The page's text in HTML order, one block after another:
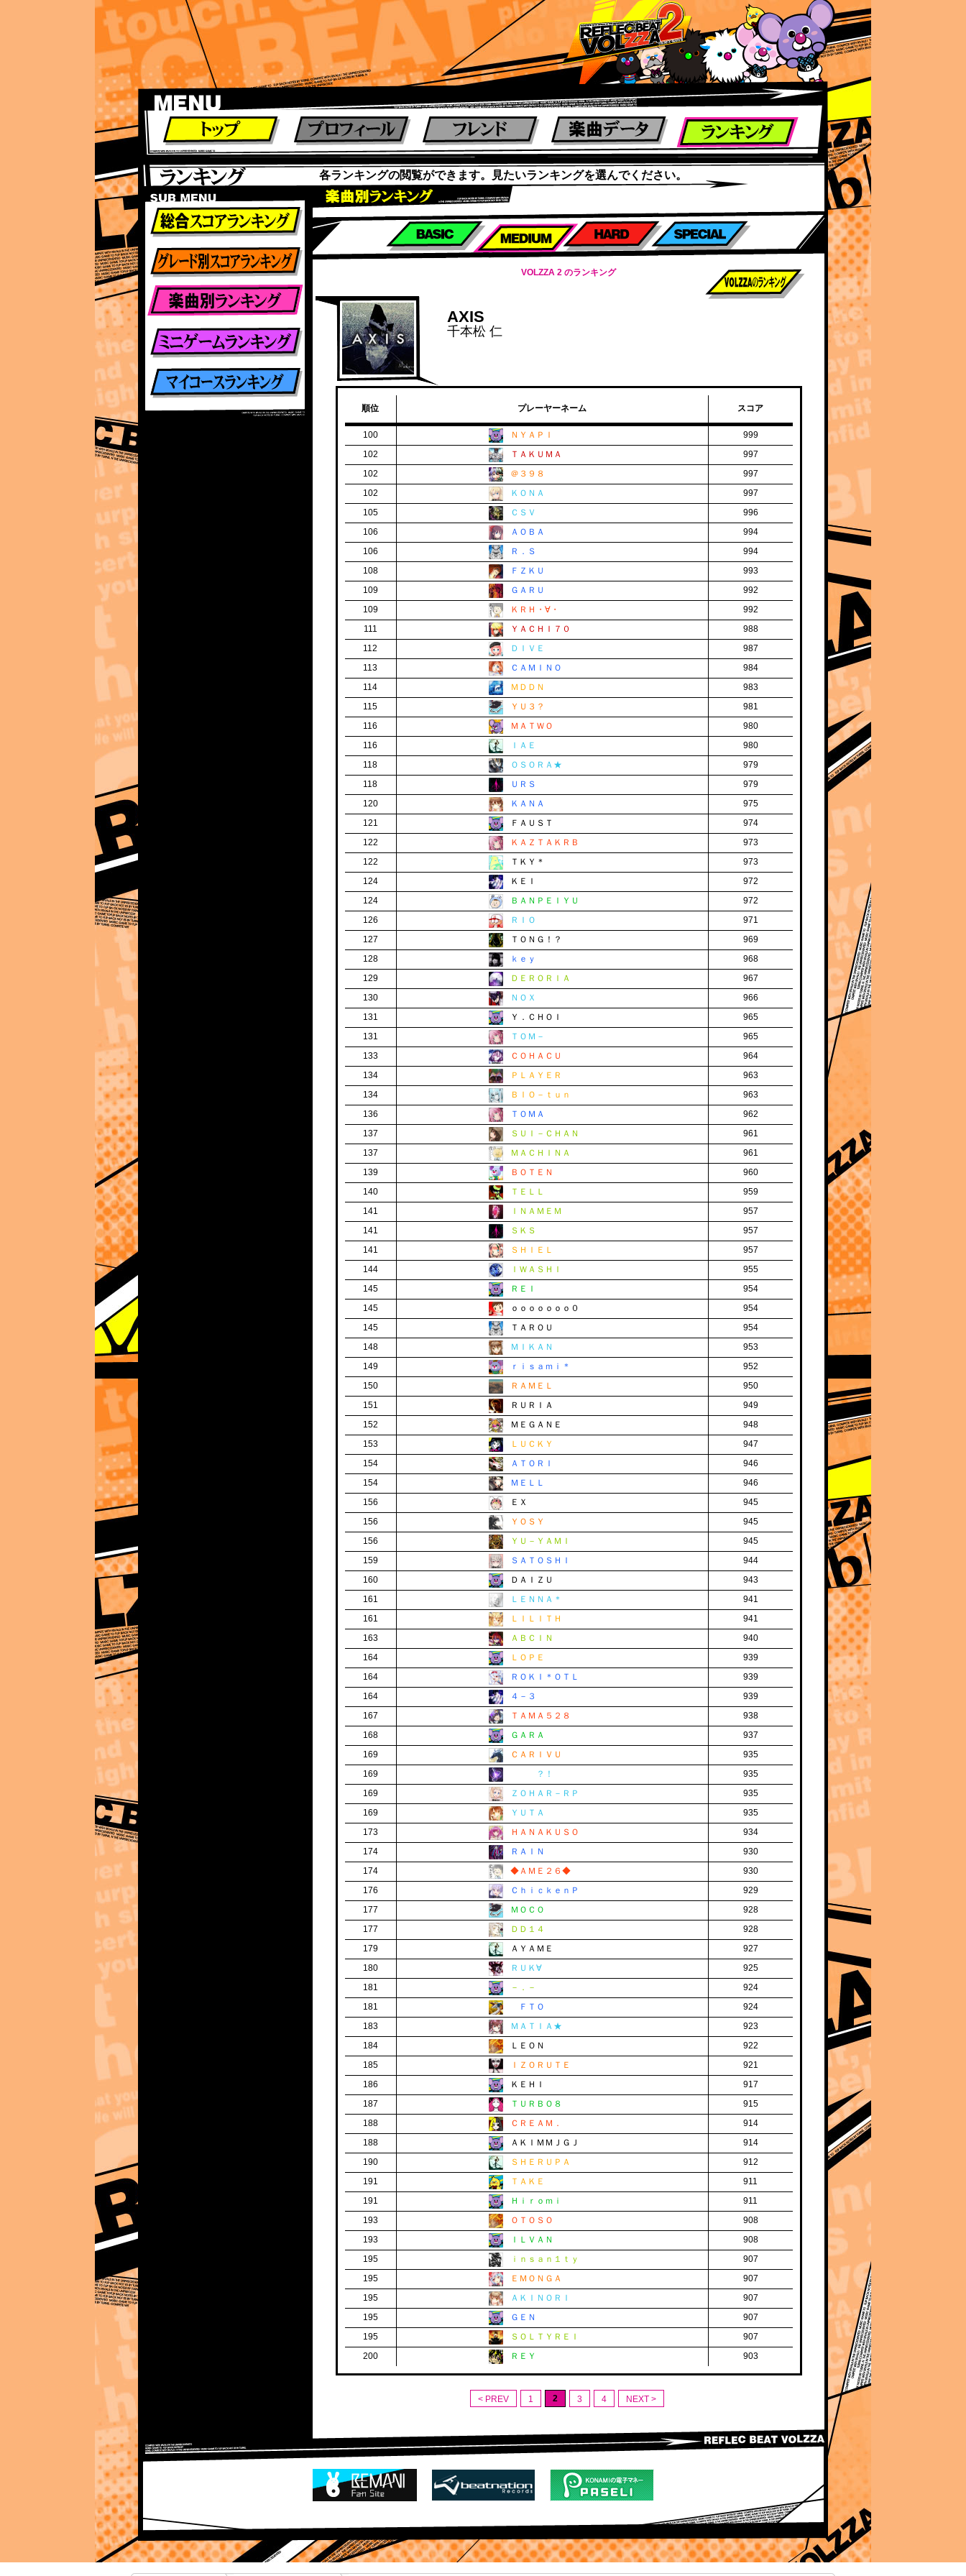
ランキング
各ランキングの閲覧ができます。見たいランキングを選んでください。
ランキング
グレード別ランキング
楽曲別スコアランキング
VOLZZA 2 のランキング
AXIS
千本松 仁
順位 プレーヤーネーム スコア
100 ＮＹＡＰＩ
999
102
ＴＡＫＵＭＡ
997
102
＠３９８
997
102
ＫＯＮＡ
997
105
ＣＳＶ
996
106
ＡＯＢＡ
994
106
Ｒ．Ｓ
994
108
ＦＺＫＵ
993
109
ＧＡＲＵ
992
109
ＫＲＨ・∀・
992
111
ＹＡＣＨＩ７０
988
112
ＤＩＶＥ
987
113
ＣＡＭＩＮＯ
984
114
ＭＤＤＮ
983
115
ＹＵ３？
981
116
ＭＡＴＷＯ
980
116
ＩＡＥ
980
118
ＯＳＯＲＡ★
979
118
ＵＲＳ
979
120
ＫＡＮＡ
975
121
ＦＡＵＳＴ
974
122
ＫＡＺＴＡＫＲＢ
973
122
ＴＫＹ＊
973
124
ＫＥＩ
972
124
ＢＡＮＰＥＩＹＵ
972
126
ＲＩＯ
971
127
ＴＯＮＧ！？
969
128
ｋｅｙ
968
129
ＤＥＲＯＲＩＡ
967
130
ＮＯＸ
966
131
Ｙ．ＣＨＯＩ
965
131
ＴＯＭ－
965
133
ＣＯＨＡＣＵ
964
134
ＰＬＡＹＥＲ
963
134
ＢＩＯ－ｔｕｎ
963
136
ＴＯＭＡ
962
137
ＳＵＩ－ＣＨＡＮ
961
137
ＭＡＣＨＩＮＡ
961
139
ＢＯＴＥＮ
960
140
ＴＥＬＬ
959
141
ＩＮＡＭＥＭ
957
141
ＳＫＳ
957
141
ＳＨＩＥＬ
957
144
ＩＷＡＳＨＩ
955
145
ＲＥＩ
954
145
ｏｏｏｏｏｏｏ０
954
145
ＴＡＲＯＵ
954
148
ＭＩＫＡＮ
953
149
ｒｉｓａｍｉ＊
952
150
ＲＡＭＥＬ
950
151
ＲＵＲＩＡ
949
152
ＭＥＧＡＮＥ
948
153
ＬＵＣＫＹ
947
154
ＡＴＯＲＩ
946
154
ＭＥＬＬ
946
156
ＥＸ
945
156
ＹＯＳＹ
945
156
ＹＵ－ＹＡＭＩ
945
159
ＳＡＴＯＳＨＩ
944
160
ＤＡＩＺＵ
943
161
ＬＥＮＮＡ＊
941
161
ＬＩＬＩＴＨ
941
163
ＡＢＣＩＮ
940
164
ＬＯＰＥ
939
164
ＲＯＫＩ＊ＯＴＬ
939
164
４－３
939
167
ＴＡＭＡ５２８
938
168
ＧＡＲＡ
937
169
ＣＡＲＩＶＵ
935
169
？！
935
169
ＺＯＨＡＲ－ＲＰ
935
169
ＹＵＴＡ
935
173
ＨＡＮＡＫＵＳＯ
934
174
ＲＡＩＮ
930
174
◆ＡＭＥ２６◆
930
176
ＣｈｉｃｋｅｎＰ
929
177
ＭＯＣＯ
928
177
ＤＤ１４
928
179
ＡＹＡＭＥ
927
180
ＲＵＫ∀
925
181
－．－
924
181
ＦＴＯ
924
183
ＭＡＴＩＡ★
923
184
ＬＥＯＮ
922
185
ＩＺＯＲＵＴＥ
921
186
ＫＥＨＩ
917
187
ＴＵＲＢＯ８
915
188
ＣＲＥＡＭ．
914
188
ＡＫＩＭＭＪＧＪ
914
190
ＳＨＥＲＵＰＡ
912
191
ＴＡＫＥ
911
191
Ｈｉｒｏｍｉ
911
193
ＯＴＯＳＯ
908
193
ＩＬＶＡＮ
908
195
ｉｎｓａｎ１ｔｙ
907
195
ＥＭＯＮＧＡ
907
195
ＡＫＩＮＯＲＩ
907
195
ＧＥＮ
907
195
ＳＯＬＴＹＲＥＩ
907
200
ＲＥＹ 903
< PREV 1 2 3 4 NEXT >